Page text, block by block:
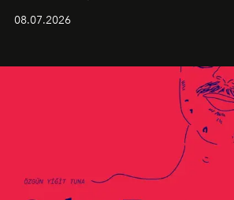
08.07.2026